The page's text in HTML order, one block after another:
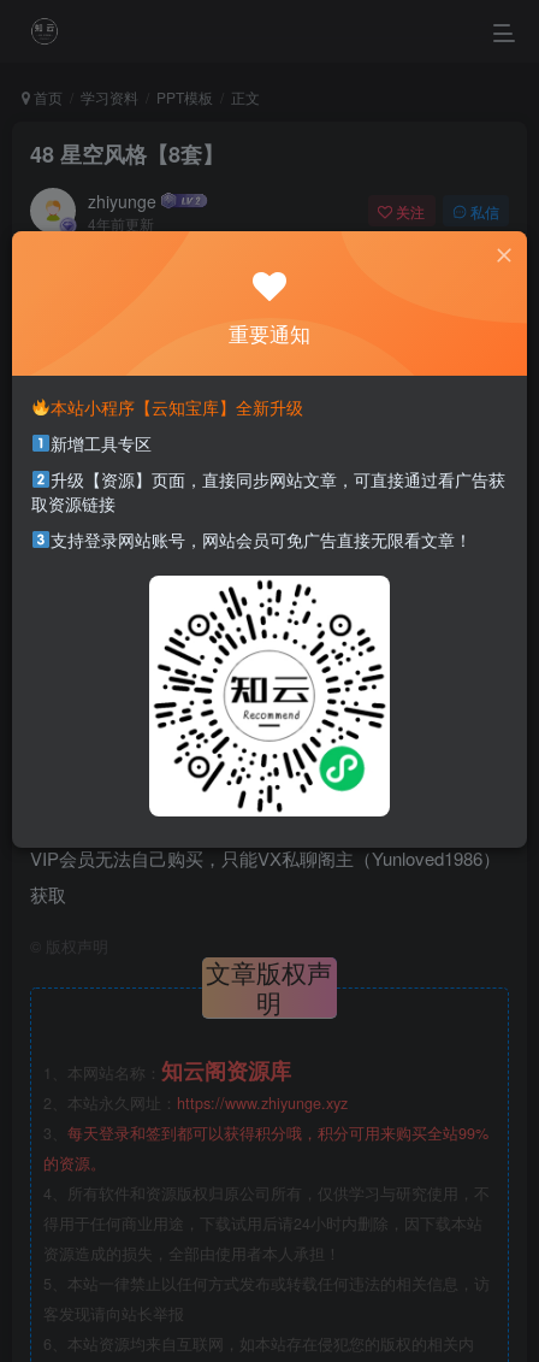
首页 学习资料 PPT模板 正文
48 星空风格【8套】
zhiyunge
4年前更新
关注 私信
Don’t worry about what others are doing better than you.
Concentrate on beating your own records every day.
本站部分资源打包为压缩包以方便分享，涉及较多
解压密码，如果你下载的资源需要解压密码，请点
击解压密码查看
VIP会员登录后免费下载，链接失效私聊阁主
VIP会员无法自己购买，只能VX私聊阁主（Yunloved1986）
获取
版权声明
文章版权声
明
1、本网站名称： 知云阁资源库
2、本站永久网址： https://www.zhiyunge.xyz
3、 每天登录和签到都可以获得积分哦，积分可用来购买全站99%
的资源。
4、所有软件和资源版权归原公司所有，仅供学习与研究使用，不
得用于任何商业用途，下载试用后请24小时内删除，因下载本站
资源造成的损失，全部由使用者本人承担！
5、本站一律禁止以任何方式发布或转载任何违法的相关信息，访
客发现请向站长举报
6、本站资源均来自互联网，如本站存在侵犯您的版权的相关内
重要通知
本站小程序【云知宝库】全新升级
新增工具专区
升级【资源】页面，直接同步网站文章，可直接通过看广告获
取资源链接
支持登录网站账号，网站会员可免广告直接无限看文章！